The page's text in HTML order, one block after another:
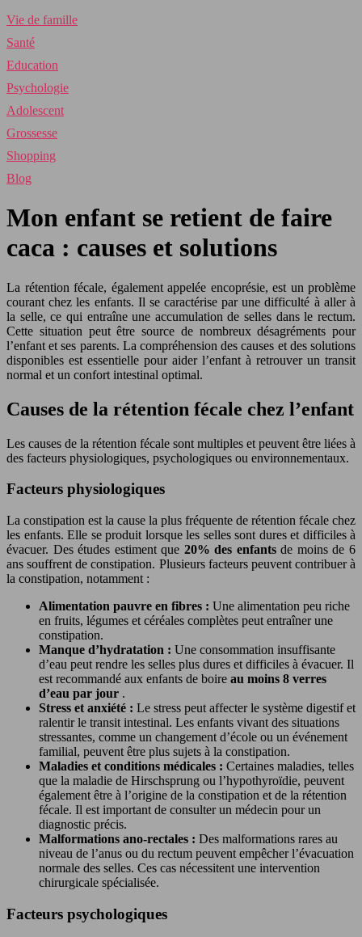
Vie de famille
Santé
Education
Psychologie
Adolescent
Grossesse
Shopping
Blog
Mon enfant se retient de faire
caca : causes et solutions
La rétention fécale, également appelée encoprésie, est un problème
courant chez les enfants. Il se caractérise par une difficulté à aller à
la selle, ce qui entraîne une accumulation de selles dans le rectum.
Cette situation peut être source de nombreux désagréments pour
l’enfant et ses parents. La compréhension des causes et des solutions
disponibles est essentielle pour aider l’enfant à retrouver un transit
normal et un confort intestinal optimal.
Causes de la rétention fécale chez l’enfant
Les causes de la rétention fécale sont multiples et peuvent être liées à
des facteurs physiologiques, psychologiques ou environnementaux.
Facteurs physiologiques
La constipation est la cause la plus fréquente de rétention fécale chez
les enfants. Elle se produit lorsque les selles sont dures et difficiles à
évacuer. Des études estiment que 20% des enfantsde moins de 6
ans souffrent de constipation. Plusieurs facteurs peuvent contribuer à
la constipation, notamment :
Alimentation pauvre en fibres : Une alimentation peu riche
en fruits, légumes et céréales complètes peut entraîner une
constipation.
Manque d’hydratation : Une consommation insuffisante
d’eau peut rendre les selles plus dures et difficiles à évacuer. Il
est recommandé aux enfants de boire au moins 8 verres
d’eau par jour .
Stress et anxiété : Le stress peut affecter le système digestif et
ralentir le transit intestinal. Les enfants vivant des situations
stressantes, comme un changement d’école ou un événement
familial, peuvent être plus sujets à la constipation.
Maladies et conditions médicales : Certaines maladies, telles
que la maladie de Hirschsprung ou l’hypothyroïdie, peuvent
également être à l’origine de la constipation et de la rétention
fécale. Il est important de consulter un médecin pour un
diagnostic précis.
Malformations ano-rectales : Des malformations rares au
niveau de l’anus ou du rectum peuvent empêcher l’évacuation
normale des selles. Ces cas nécessitent une intervention
chirurgicale spécialisée.
Facteurs psychologiques